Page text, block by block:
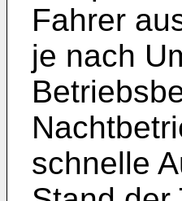
Fahrer
je nach
schnelle